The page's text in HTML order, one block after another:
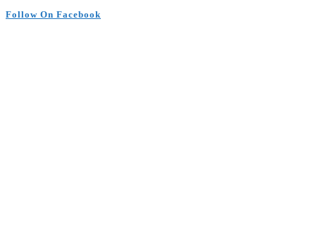
Follow On Facebook